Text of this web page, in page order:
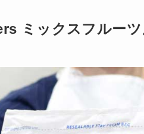
ミックスフルー